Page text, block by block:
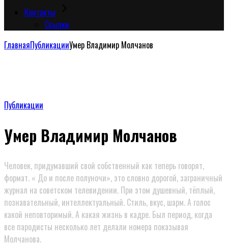
Контакты
Сcылки
ГлавнаяПубликацииУмер Владимир Молчанов
Публикации
Умер Владимир Молчанов
Человек, придумавший свой собственный как теперь говорят,
формат. « До и после полуночи», это словно дорогой, заграничный
журнал на советском телевидении. При этом душевный, тёплый,
познавательный, интеллектуальный. Стиль, вкус, шарм. А голос
какой неповторимый. А какая жизнь в кадре. Был период, когда
все пародисты несколько лет делали номера показывая
Молчанова.